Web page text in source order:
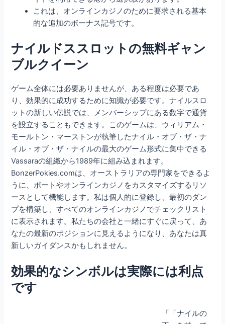
これは、オンラインカジノのために要求される基本
的な追加のボーナス記号です。
ナイルドススロットの無料ギャン
ブルクイーン
ゲーム全体には必要ありませんが、ある程度は必要であ
り、効果的に成功するために知識が必要です。ナイルスロ
ットの新しい伝説では、メンバーシップにある数字で通貨
を設立することもできます。このゲームは、ウィリアム・
モールトン・マーストンが執筆したナイル・オブ・ザ・ナ
イル・オブ・ザ・ナイルの最大のゲーム形式に集中できる
Vassaraの組織から1989年に組み込まれます。
BonzerPokies.comは、オーストラリアの専門家をできるよ
うに、ポートやオンラインカジノをカスタマイズするリソ
ースとして機能します。私は個人的に登録し、最初のダン
プを構築し、すべてのオンラインカジノでチェックリスト
に表示されます。私たちの会社と一緒にすぐに戻って、あ
なたの最新のポジションに見えるようになり、あなたは真
新しいガイダンスかもしれません。
効果的なシンボルは実際には利点
です
「「ナイルの